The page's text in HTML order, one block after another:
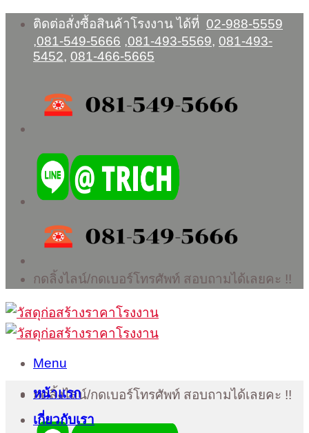
Skip
content
ติดต่อสั่งซื้อสินค้าโรงงาน ได้ที่ 02-988-5559
,081-549-5666 ,081-493-5569, 081-493-
5452, 081-466-5665
กดลิ้งไลน์/กดเบอร์โทรศัพท์ สอบถามได้เลยคะ !!
Menu
กดลิ้งไลน์/กดเบอร์โทรศัพท์ สอบถามได้เลยคะ !!
หน้าแรก
เกี่ยวกับเรา